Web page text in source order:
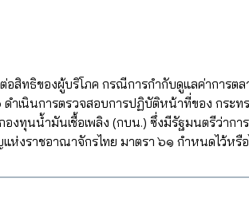
อสิทธิของผู้บริโภค กรณีการกำกับดูแลค่าการ
ำเนินการตรวจสอบการปฏิบัติหน้าที่ของ กระ
งทุนน้ำมันเชื้อเพลิง (กบน.) ซึ่งมีรัฐมนตรีว่าก
ห่งราชอาณาจักรไทย มาตรา ๖๑ กำหนดไว้หรื